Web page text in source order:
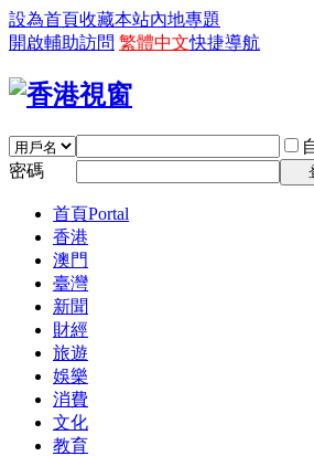
設為首頁收藏本站內地專題
開啟輔助訪問 繁體中文快捷導航
密碼
首頁Portal
香港
澳門
臺灣
新聞
財經
旅遊
娛樂
消費
文化
教育